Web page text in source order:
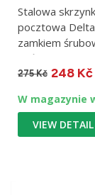
Stalowa
pocztowa
zamkiem
być stosowana
zabezpieczania
275 Kč 248 Kč
W magazynie
VIEW DETAIL